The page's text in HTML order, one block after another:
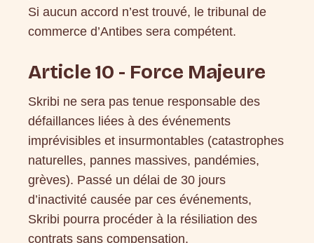
Si aucun accord n’est trouvé, le tribunal de
commerce d’Antibes sera compétent.
Article 10 - Force Majeure
Skribi ne sera pas tenue responsable des
défaillances liées à des événements
imprévisibles et insurmontables (catastrophes
naturelles, pannes massives, pandémies,
grèves). Passé un délai de 30 jours
d’inactivité causée par ces événements,
Skribi pourra procéder à la résiliation des
contrats sans compensation.